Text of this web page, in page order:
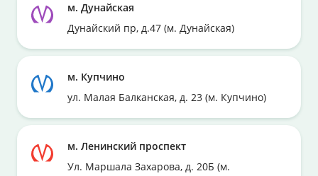
м. Дунайская
Дунайский пр, д.47 (м. Дунайская)
м. Купчино
ул. Малая Балканская, д. 23 (м. Купчино)
м. Ленинский проспект
Ул. Маршала Захарова, д. 20Б (м.